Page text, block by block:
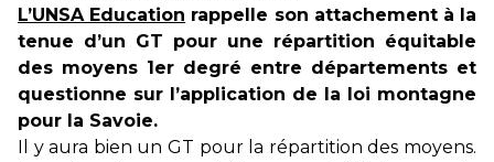
L’UNSA Education rappelle son attachement à la
tenue d’un GT pour une répartition équitable
des moyens 1er degré entre départements et
questionne sur l’application de la loi montagne
pour la Savoie.
Il y aura bien un GT pour la répartition des moyens.